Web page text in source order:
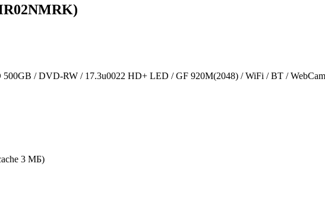
/ DVD-RW / 17.3u0022 HD+ LED / GF 920M(2048) / WiFi / BT /
3 МБ)